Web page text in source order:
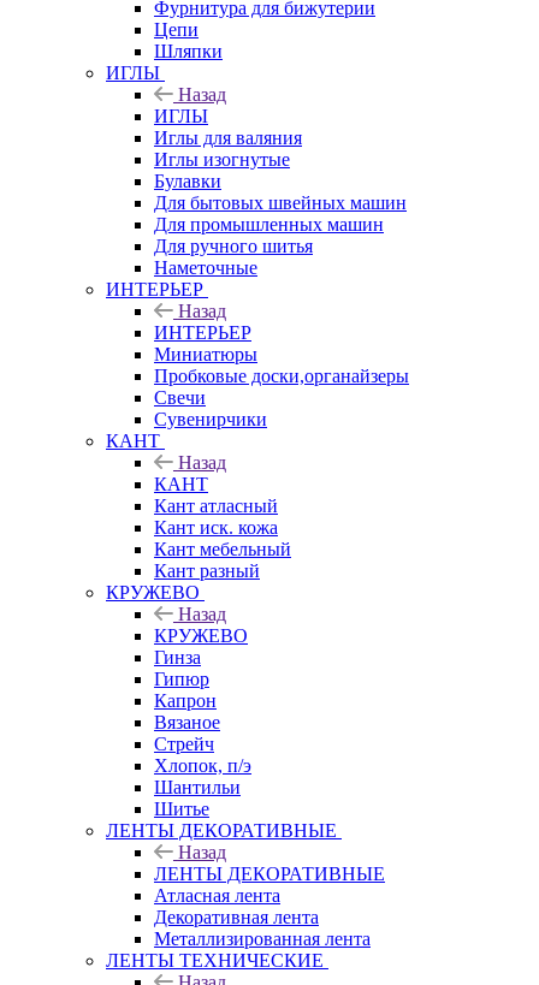
Фурнитура для бижутерии
Цепи
Шляпки
ИГЛЫ
Назад
ИГЛЫ
Иглы для валяния
Иглы изогнутые
Булавки
Для бытовых швейных машин
Для промышленных машин
Для ручного шитья
Наметочные
ИНТЕРЬЕР
Назад
ИНТЕРЬЕР
Миниатюры
Пробковые доски,органайзеры
Свечи
Сувенирчики
КАНТ
Назад
КАНТ
Кант атласный
Кант иск. кожа
Кант мебельный
Кант разный
КРУЖЕВО
Назад
КРУЖЕВО
Гинза
Гипюр
Капрон
Вязаное
Стрейч
Хлопок, п/э
Шантильи
Шитье
ЛЕНТЫ ДЕКОРАТИВНЫЕ
Назад
ЛЕНТЫ ДЕКОРАТИВНЫЕ
Атласная лента
Декоративная лента
Металлизированная лента
ЛЕНТЫ ТЕХНИЧЕСКИЕ